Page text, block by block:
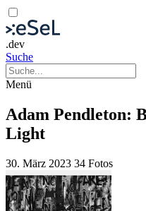
.dev
Suche
Menü
Adam Pendleton:
Light
30. März 2023 34 Fotos